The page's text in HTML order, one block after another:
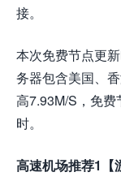
接。
本次免费节点更
务器包含美国、
高7.93M/S，免
时。
高速机场推荐1【